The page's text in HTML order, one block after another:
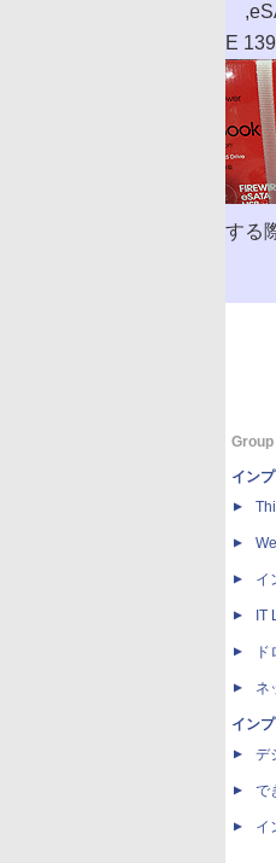
E
する
イン
イ
IT
ネ
イン
デ
で
イ